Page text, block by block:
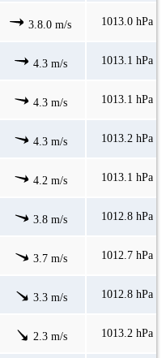
3.8.0 m/s 1013.0 hPa
4.3 m/s 1013.1 hPa
4.3 m/s 1013.1 hPa
4.3 m/s 1013.2 hPa
4.2 m/s 1013.1 hPa
3.8 m/s 1012.8 hPa
3.7 m/s 1012.7 hPa
3.3 m/s 1012.8 hPa
2.3 m/s 1013.2 hPa